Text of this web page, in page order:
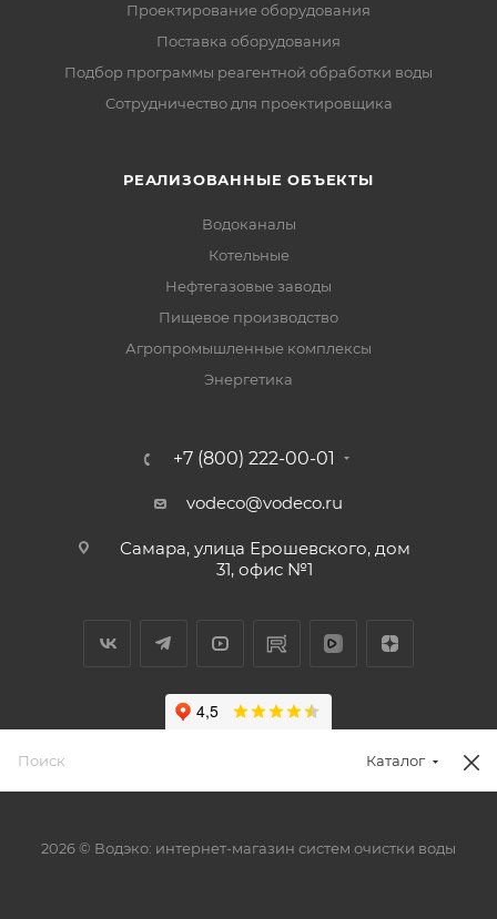
Проектирование оборудования
Поставка оборудования
Подбор программы реагентной обработки воды
Сотрудничество для проектировщика
РЕАЛИЗОВАННЫЕ ОБЪЕКТЫ
Водоканалы
Котельные
Нефтегазовые заводы
Пищевое производство
Агропромышленные комплексы
Энергетика
+7 (800) 222-00-01
vodeco@vodeco.ru
Самара, улица Ерошевского, дом
31, офис №1
2026 © Водэко: интернет-магазин систем очистки воды
Каталог